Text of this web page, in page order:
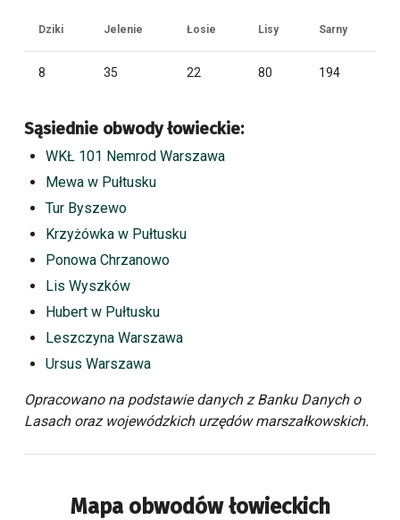
Mapa obwodów łowieckich
Dziki Jelenie Łosie Lisy Sarny
8 35 22 80 194
Sąsiednie obwody łowieckie:
WKŁ 101 Nemrod Warszawa
Mewa w Pułtusku
Tur Byszewo
Krzyżówka w Pułtusku
Ponowa Chrzanowo
Lis Wyszków
Hubert w Pułtusku
Leszczyna Warszawa
Ursus Warszawa
Opracowano na podstawie danych z Banku Danych o
Lasach oraz wojewódzkich urzędów marszałkowskich.